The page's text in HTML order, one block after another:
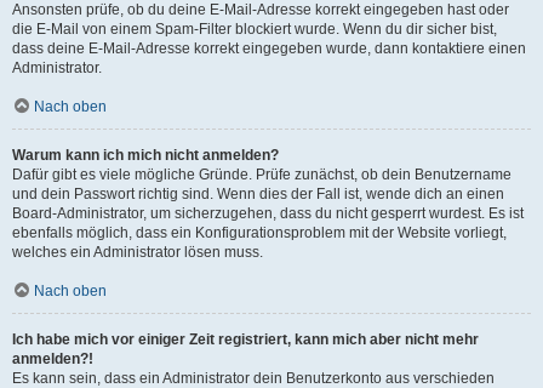
Ansonsten prüfe, ob du deine E-Mail-Adresse korrekt eingegeben hast oder
die E-Mail von einem Spam-Filter blockiert wurde. Wenn du dir sicher bist,
dass deine E-Mail-Adresse korrekt eingegeben wurde, dann kontaktiere einen
Administrator.
Nach oben
Warum kann ich mich nicht anmelden?
Dafür gibt es viele mögliche Gründe. Prüfe zunächst, ob dein Benutzername
und dein Passwort richtig sind. Wenn dies der Fall ist, wende dich an einen
Board-Administrator, um sicherzugehen, dass du nicht gesperrt wurdest. Es ist
ebenfalls möglich, dass ein Konfigurationsproblem mit der Website vorliegt,
welches ein Administrator lösen muss.
Nach oben
Ich habe mich vor einiger Zeit registriert, kann mich aber nicht mehr
anmelden?!
Es kann sein, dass ein Administrator dein Benutzerkonto aus verschieden